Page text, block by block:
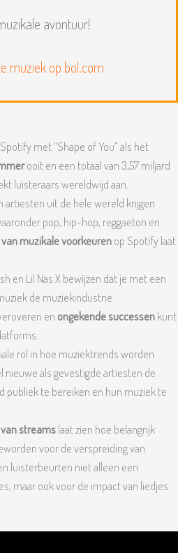
avontuur!
muziek op bol.com
met “Shape of You” als het
ooit en een totaal van 3,57 miljard
luisteraars wereldwijd aan.
artiesten uit de hele wereld krijgen
pop, hip-hop, reggaeton en
muzikale voorkeurenop Spotify laat
en Lil Nas X bewijzen dat je met een
de muziekindustrie
en ongekende successenkunt
rol in hoe muziektrends worden
nieuwe als gevestigde artiesten de
publiek te bereiken en hun muziek te
streamslaat zien hoe belangrijk
voor de verspreiding van
luisterbeurten niet alleen een
maar ook voor de impact van liedjes